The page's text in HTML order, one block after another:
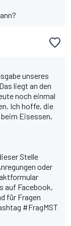
unseres
liegt an den
noch einmal
Ich hoffe, die
Eisessen,
Stelle
oder
auf Facebook,
für Fragen
#FragMST